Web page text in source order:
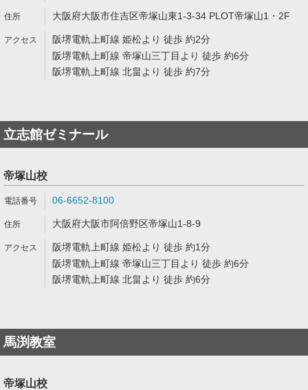
大阪府大阪市住吉区帝塚山東1-3-34 PLOT帝塚山1・2F
阪堺電軌上町線 姫松より 徒歩 約2分
阪堺電軌上町線 帝塚山三丁目より 徒歩 約6分
阪堺電軌上町線 北畠より 徒歩 約7分
立志館ゼミナール
帝塚山校
06-6652-8100
大阪府大阪市阿倍野区帝塚山1-8-9
阪堺電軌上町線 姫松より 徒歩 約1分
阪堺電軌上町線 帝塚山三丁目より 徒歩 約6分
阪堺電軌上町線 北畠より 徒歩 約6分
馬渕教室
帝塚山校